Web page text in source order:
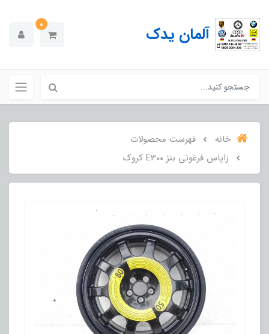
آلمان یدک 0
خانه
فهرست محصولات
زاپاس فرغونی بنز E300 کروک